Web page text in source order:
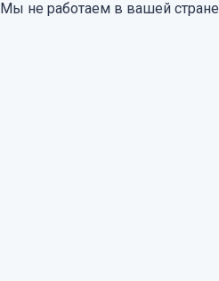
Мы не работаем в вашей стране